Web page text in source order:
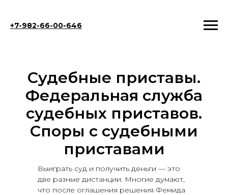
+7-982-66-00-646
Судебные приставы.
Федеральная служба
судебных приставов.
Споры с судебными
приставами
Выиграть суд и получить деньги — это
две разные дистанции. Многие думают,
что после оглашения решения Фемида